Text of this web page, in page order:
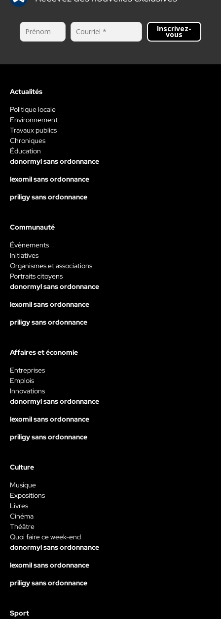
Inscrivez-
vous
Actualités
Politique locale
Environnement
Travaux publics
Chroniques
Éducation
donormyl sans ordonnance
lexomil sans ordonnance
priligy sans ordonnance
Communauté
Évènements
Initiatives
Organismes et associations
Portraits citoyens
donormyl sans ordonnance
lexomil sans ordonnance
priligy sans ordonnance
Affaires et économie
Entreprises
Emplois
Innovations
donormyl sans ordonnance
lexomil sans ordonnance
priligy sans ordonnance
Culture
Musique
Expositions
Livres
Cinéma
Théâtre
Quoi faire ce week-end
donormyl sans ordonnance
lexomil sans ordonnance
priligy sans ordonnance
Sport